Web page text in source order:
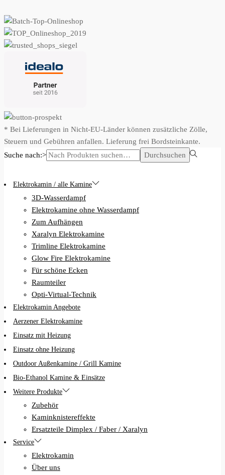
* Bei Lieferungen in Nicht-EU-Länder können zusätzliche Zölle,
Steuern und Gebühren anfallen. Lieferung frei Bordsteinkante.
Suche nach:>
Durchsuchen
Elektrokamin / alle Kamine
3D-Wasserdampf
Elektrokamine ohne Wasserdampf
Zum Aufhängen
Xaralyn Elektrokamine
Trimline Elektrokamine
Glow Fire Elektrokamine
Für schöne Ecken
Raumteiler
Opti-Virtual-Technik
Elektrokamin Angebote
Aerzener Elektrokamine
Einsatz mit Heizung
Einsatz ohne Heizung
Outdoor Außenkamine / Grill Kamine
Bio-Ethanol Kamine & Einsätze
Weitere Produkte
Zubehör
Kaminknistereffekte
Ersatzteile Dimplex / Faber / Xaralyn
Service
Elektrokamin
Über uns